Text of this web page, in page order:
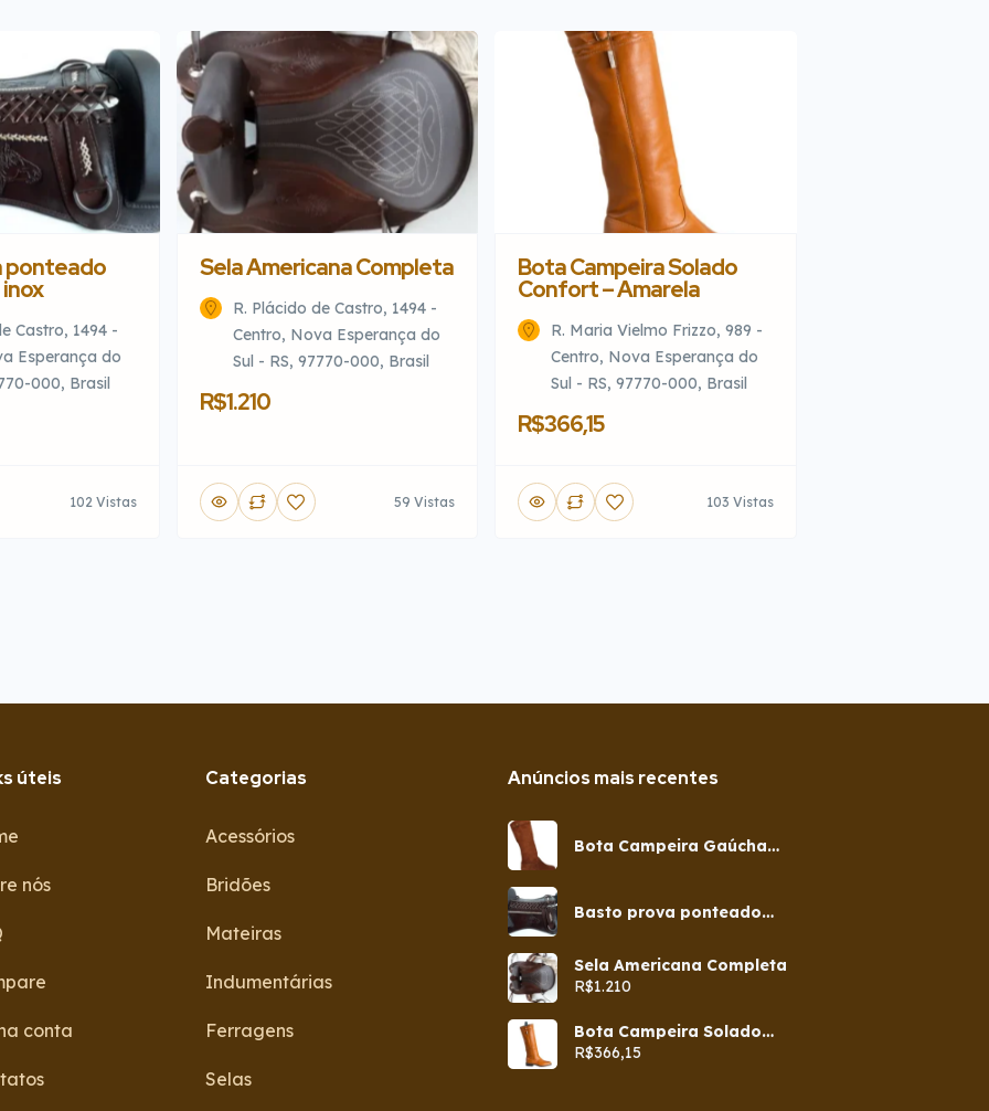
ponteado
Castro, 1494 -
Esperança do
000, Brasil
102 Vistas
Sela Americana Completa
R. Plácido de Castro, 1494 -
Centro, Nova Esperança do
Sul - RS, 97770-000, Brasil
R$1.210
59 Vistas
Bota Campeira Solado
Confort – Amarela
R. Maria Vielmo Frizzo, 989 -
Centro, Nova Esperança do
Sul - RS, 97770-000, Brasil
R$366,15
103 Vistas
úteis
nós
conta
Categorias
Acessórios
Bridões
Mateiras
Indumentárias
Ferragens
Selas
Anúncios mais recentes
Bota Campeira Gaúcha
Basto prova ponteado
Sela Americana Completa
R$1.210
Bota Campeira Solado
Confort – Amarela
R$366,15